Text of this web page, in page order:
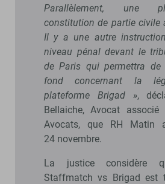
Parallèlement, une
constitution de partie civile
Il y a une autre
niveau pénal devant le
de Paris qui permettra
fond concernant la
plateforme Brigad »,
Bellaiche, Avocat associé
Avocats, que RH Matin
24 novembre.
La justice considère
Staffmatch vs Brigad est